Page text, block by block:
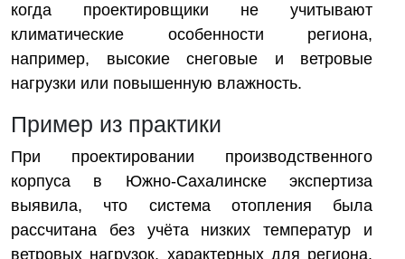
когда проектировщики не учитывают
климатические особенности региона,
например, высокие снеговые и ветровые
нагрузки или повышенную влажность.
Пример из практики
При проектировании производственного
корпуса в Южно-Сахалинске экспертиза
выявила, что система отопления была
рассчитана без учёта низких температур и
ветровых нагрузок, характерных для региона.